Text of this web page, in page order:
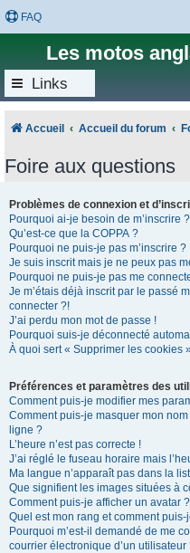
FAQ
Les motos
Links
Accueil Accueil du forum
Foire aux questions
Problèmes de connexion et
Pourquoi ai-je besoin de m’inscrire ?
Qu’est-ce que la COPPA ?
Pourquoi ne puis-je pas m’inscrire ?
Je suis inscrit mais je ne peux pas
Pourquoi ne puis-je pas me
Je m’étais déjà inscrit par le passé
connecter ?!
J’ai perdu mon mot de passe !
Pourquoi suis-je déconnecté
À quoi sert « Supprimer les cookies
Préférences et paramètres des
Comment puis-je modifier mes
Comment puis-je masquer mon
ligne ?
L’heure n’est pas correcte !
J’ai réglé le fuseau horaire mais
Ma langue n’apparaît pas dans la
Que signifient les images situées à
Comment puis-je afficher un avatar ?
Quel est mon rang et comment
Pourquoi m’est-il demandé de me
courrier électronique d’un utilisateur